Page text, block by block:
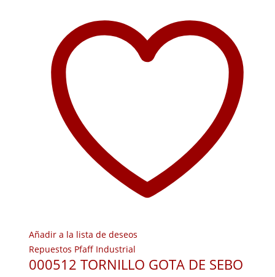
Añadir a la lista de deseos
Repuestos Pfaff Industrial
000512 TORNILLO GOTA DE SEBO